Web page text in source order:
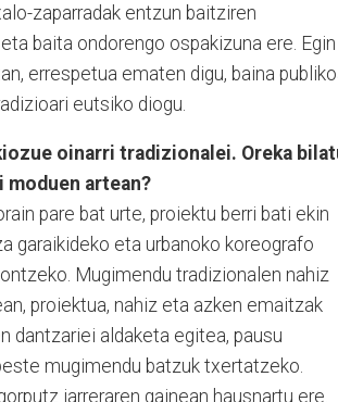
zaparradak entzun baitziren
baita ondorengo ospakizuna ere. Egin
errespetua ematen digu, baina
eutsiko diogu.
oinarri tradizionalei. Oreka
moduen artean?
pare bat urte, proiektu berri bati ekin
garaikideko eta urbanoko koreografo
Mugimendu tradizionalen nahiz
proiektua, nahiz eta azken emaitzak
dantzariei aldaketa egitea, pausu
mugimendu batzuk txertatzeko.
jarreraren gainean hausnartu ere.